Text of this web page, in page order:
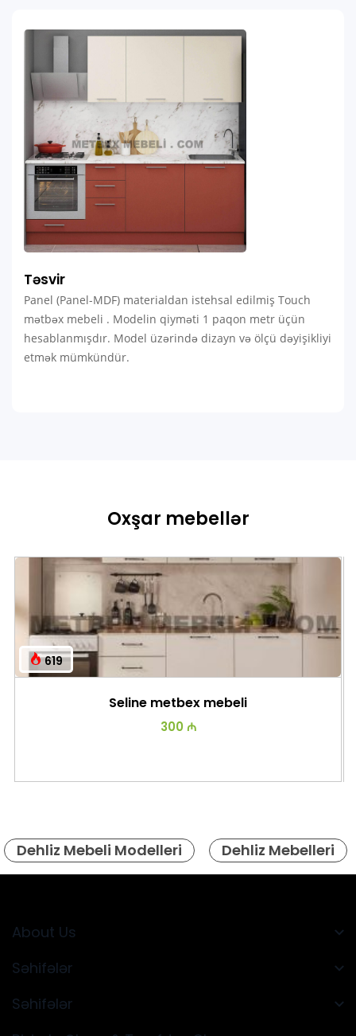
Təsvir
Panel (Panel-MDF) materialdan istehsal edilmiş Touch
mətbəx mebeli . Modelin qiyməti 1 paqon metr üçün
hesablanmışdır. Model üzərində dizayn və ölçü dəyişikliyi
etmək mümkündür.
Oxşar mebellər
619
Seline metbex mebeli
300 ₼
Dehliz Mebeli Modelleri Dehliz Mebelleri
About Us
Səhifələr
Səhifələr